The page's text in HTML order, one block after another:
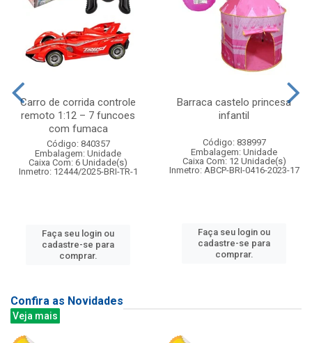
Carro de corrida controle
remoto 1:12 – 7 funcoes
com fumaca
Código: 840357
Embalagem: Unidade
Caixa Com: 6 Unidade(s)
Inmetro: 12444/2025-BRI-TR-1
Faça seu login ou
cadastre-se para
comprar.
Barraca castelo princesa
infantil
Código: 838997
Embalagem: Unidade
Caixa Com: 12 Unidade(s)
Inmetro: ABCP-BRI-0416-2023-17
Faça seu login ou
cadastre-se para
comprar.
Confira as Novidades
Veja mais